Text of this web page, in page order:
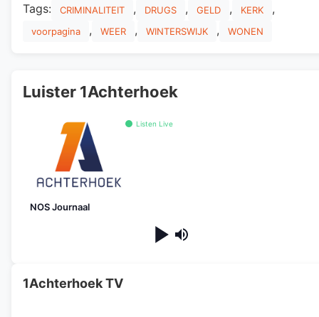
Tags: CRIMINALITEIT , DRUGS , GELD , KERK ,
voorpagina , WEER , WINTERSWIJK , WONEN
Luister 1Achterhoek
Listen Live
NOS Journaal
1Achterhoek TV